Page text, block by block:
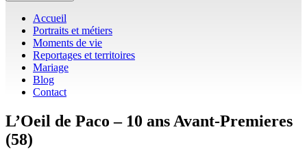
Accueil
Portraits et métiers
Moments de vie
Reportages et territoires
Mariage
Blog
Contact
L’Oeil de Paco – 10 ans Avant-Premieres
(58)